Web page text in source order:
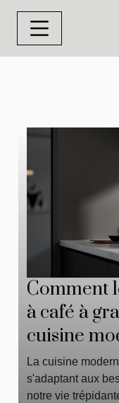
Comment
à café à
cuisine
La cuisine
s'adaptant aux
notre vie